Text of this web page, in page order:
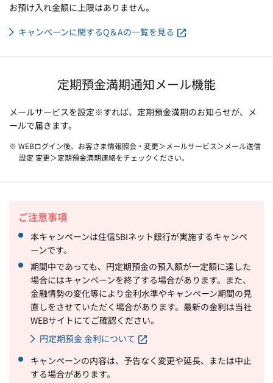
お預け入れ金額に上限はありません。
キャンペーンに関するQ＆Aの一覧を見る
定期預金満期通知メール機能
メールサービスを設定※すれば、定期預金満期のお知らせが、メ
ールで届きます。
※ WEBログイン後、お客さま情報照会・変更＞メールサービス＞メール送信
設定 変更＞定期預金満期連絡をチェックください。
ご注意事項
本キャンペーンは住信SBIネット銀行が実施するキャンペ
ーンです。
期間中であっても、円定期預金の預入額が一定額に達した
場合にはキャンペーンを終了する場合があります。また、
金融情勢の変化等により金利水準やキャンペーン期間の見
直しをさせていただく場合があります。最新の金利は当社
WEBサイトにてご確認ください。
円定期預金 金利について
キャンペーンの内容は、予告なく変更や延長、または中止
する場合があります。